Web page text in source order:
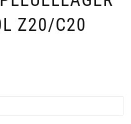
Z20/C20